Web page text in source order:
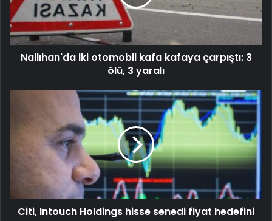
Nallıhan'da iki otomobil kafa kafaya çarpıştı: 3
ölü, 3 yaralı
Citi, Intouch Holdings hisse senedi fiyat hedefini